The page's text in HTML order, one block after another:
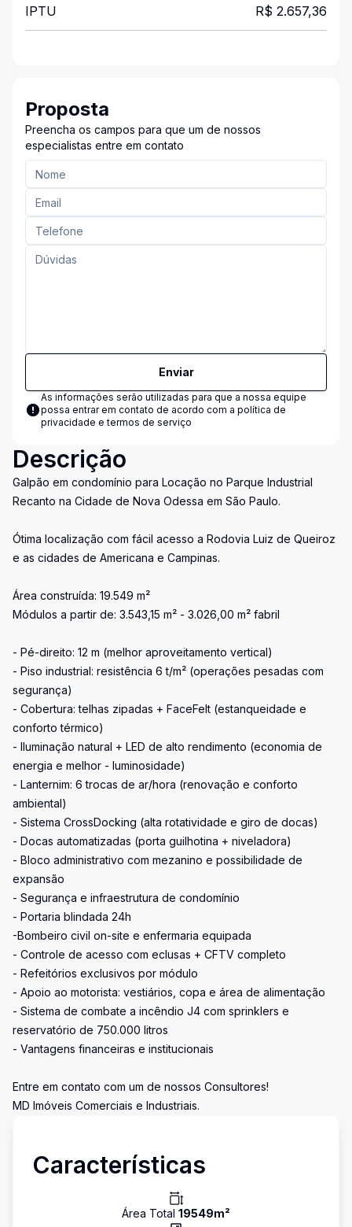
IPTU R$ 2.657,36
Proposta
Preencha os campos para que um de nossos
especialistas entre em contato
Enviar
As informações serão utilizadas para que a nossa equipe
possa entrar em contato de acordo com a política de
privacidade e termos de serviço
Descrição
Galpão em condomínio para Locação no Parque Industrial
Recanto na Cidade de Nova Odessa em São Paulo.
Ótima localização com fácil acesso a Rodovia Luiz de Queiroz
e as cidades de Americana e Campinas.
Área construída: 19.549 m²
Módulos a partir de: 3.543,15 m² - 3.026,00 m² fabril
- Pé-direito: 12 m (melhor aproveitamento vertical)
- Piso industrial: resistência 6 t/m² (operações pesadas com
segurança)
- Cobertura: telhas zipadas + FaceFelt (estanqueidade e
conforto térmico)
- Iluminação natural + LED de alto rendimento (economia de
energia e melhor - luminosidade)
- Lanternim: 6 trocas de ar/hora (renovação e conforto
ambiental)
- Sistema CrossDocking (alta rotatividade e giro de docas)
- Docas automatizadas (porta guilhotina + niveladora)
- Bloco administrativo com mezanino e possibilidade de
expansão
- Segurança e infraestrutura de condomínio
- Portaria blindada 24h
-Bombeiro civil on-site e enfermaria equipada
- Controle de acesso com eclusas + CFTV completo
- Refeitórios exclusivos por módulo
- Apoio ao motorista: vestiários, copa e área de alimentação
- Sistema de combate a incêndio J4 com sprinklers e
reservatório de 750.000 litros
- Vantagens financeiras e institucionais
Entre em contato com um de nossos Consultores!
MD Imóveis Comerciais e Industriais.
Características
Área Total 19549m²